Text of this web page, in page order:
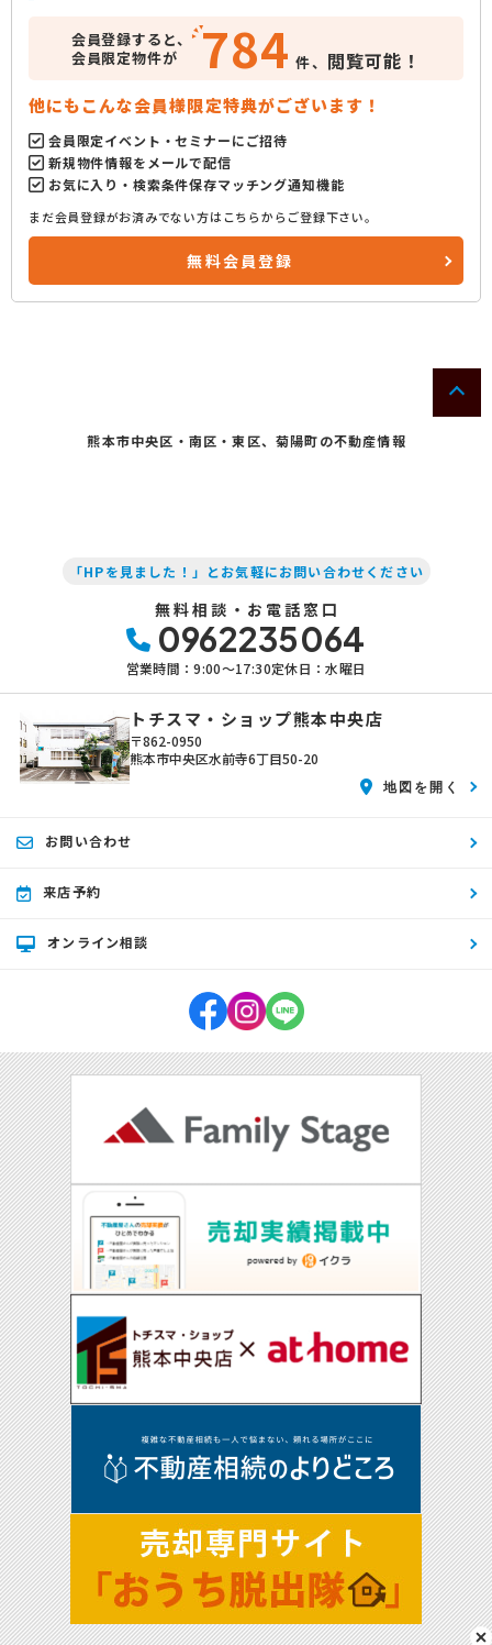
会員登録すると、
会員限定物件が
784 件、 閲覧可能！
他にもこんな会員様限定特典がございます！
会員限定イベント・セミナーにご招待
新規物件情報をメールで配信
お気に入り・検索条件保存マッチング通知機能
まだ会員登録がお済みでない方はこちらからご登録下さい。
無料会員登録
熊本市中央区・南区・東区、菊陽町の不動産情報
「HPを見ました！」とお気軽にお問い合わせください
無料相談・お電話窓口
0962235064
営業時間：9:00〜17:30定休日：水曜日
トチスマ・ショップ熊本中央店
〒862-0950
熊本市中央区水前寺6丁目50-20
地図を開く
お問い合わせ
来店予約
オンライン相談